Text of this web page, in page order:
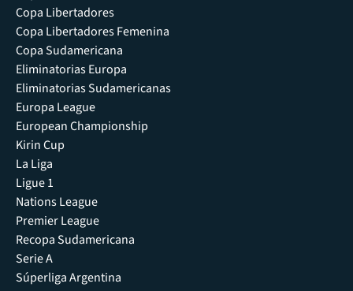
Copa Libertadores
Copa Libertadores Femenina
Copa Sudamericana
Eliminatorias Europa
Eliminatorias Sudamericanas
Europa League
European Championship
Kirin Cup
La Liga
Ligue 1
Nations League
Premier League
Recopa Sudamericana
Serie A
Súperliga Argentina